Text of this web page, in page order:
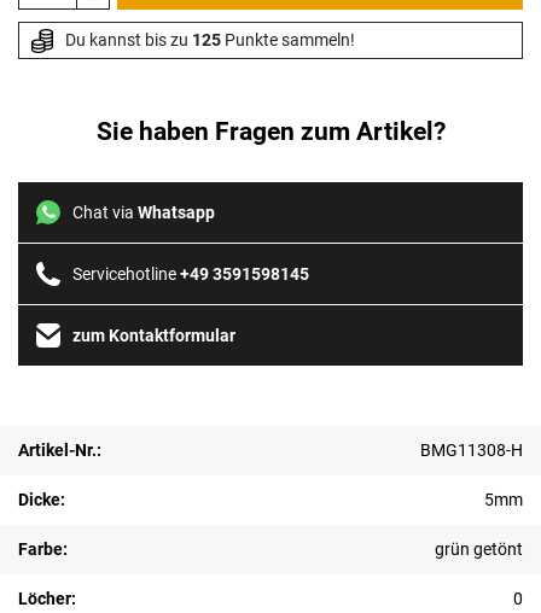
Du kannst bis zu 125 Punkte sammeln!
Sie haben Fragen zum Artikel?
Chat via Whatsapp
Servicehotline+49 3591598145
zum Kontaktformular
Artikel-Nr.: BMG11308-H
Dicke: 5mm
Farbe: grün getönt
Löcher: 0